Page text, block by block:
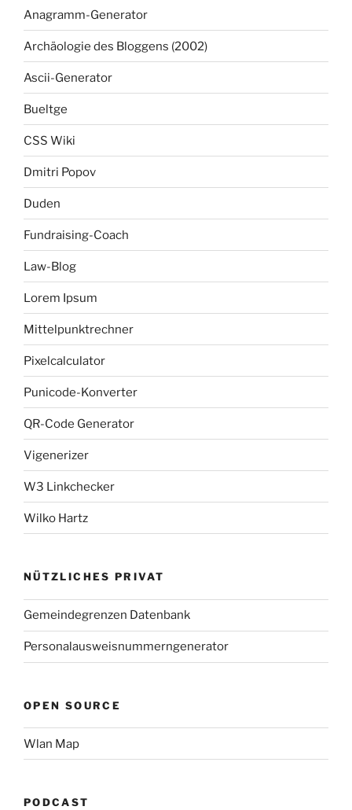
Anagramm-Generator
Archäologie des Bloggens (2002)
Ascii-Generator
Bueltge
CSS Wiki
Dmitri Popov
Duden
Fundraising-Coach
Law-Blog
Lorem Ipsum
Mittelpunktrechner
Pixelcalculator
Punicode-Konverter
QR-Code Generator
Vigenerizer
W3 Linkchecker
Wilko Hartz
NÜTZLICHES PRIVAT
Gemeindegrenzen Datenbank
Personalausweisnummerngenerator
OPEN SOURCE
Wlan Map
PODCAST